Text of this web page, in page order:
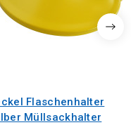
Flaschenhalter
Müllsackhalter